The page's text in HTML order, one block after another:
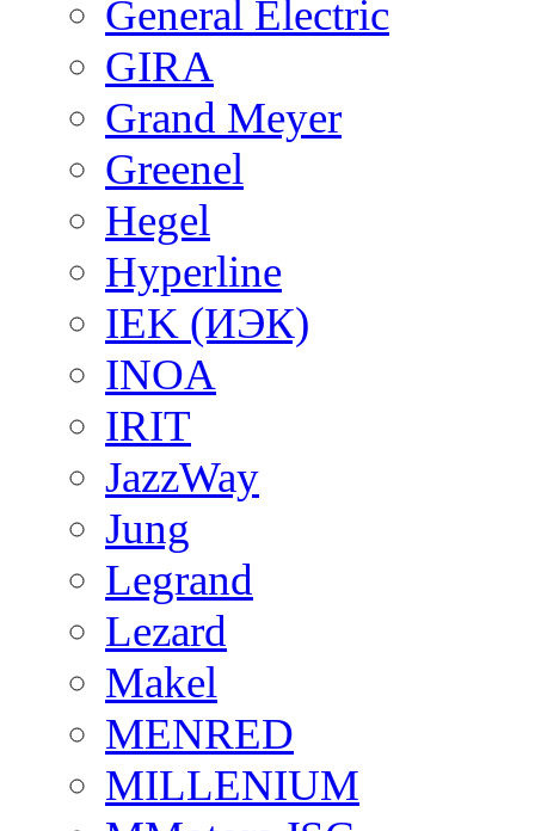
General Electric
GIRA
Grand Meyer
Greenel
Hegel
Hyperline
IEK (ИЭК)
INOA
IRIT
JazzWay
Jung
Legrand
Lezard
Makel
MENRED
MILLENIUM